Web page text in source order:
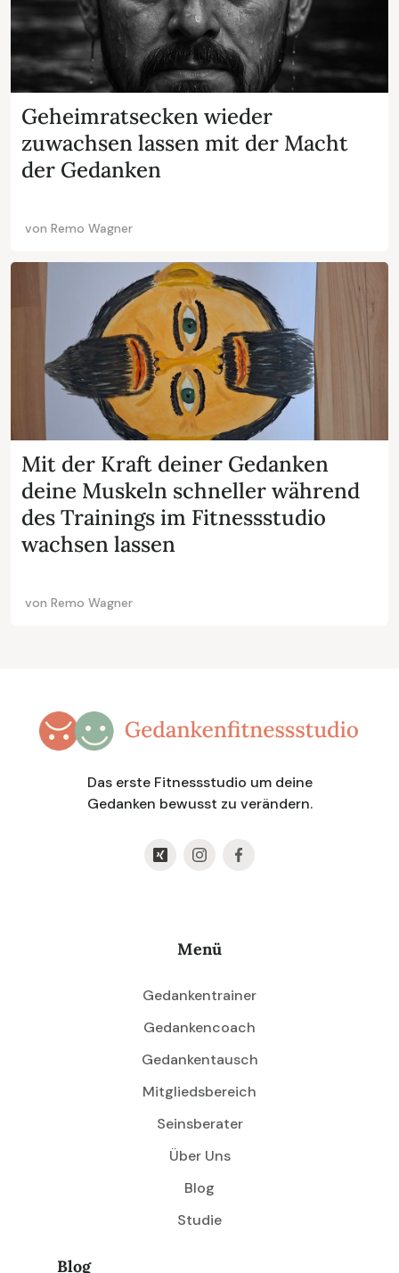
Geheimratsecken wieder
zuwachsen lassen mit der Macht
der Gedanken
von Remo Wagner
Mit der Kraft deiner Gedanken
deine Muskeln schneller während
des Trainings im Fitnessstudio
wachsen lassen
von Remo Wagner
Das erste Fitnessstudio um deine
Gedanken bewusst zu verändern.
Menü
Gedankentrainer
Gedankencoach
Gedankentausch
Mitgliedsbereich
Seinsberater
Über Uns
Blog
Studie
Blog